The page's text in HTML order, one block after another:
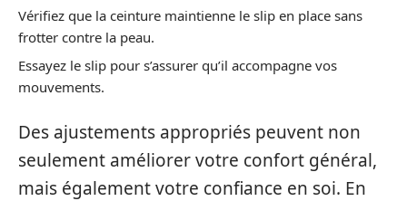
Vérifiez que la ceinture maintienne le slip en place sans
frotter contre la peau.
Essayez le slip pour s’assurer qu’il accompagne vos
mouvements.
Des ajustements appropriés peuvent non
seulement améliorer votre confort général,
mais également votre confiance en soi. En